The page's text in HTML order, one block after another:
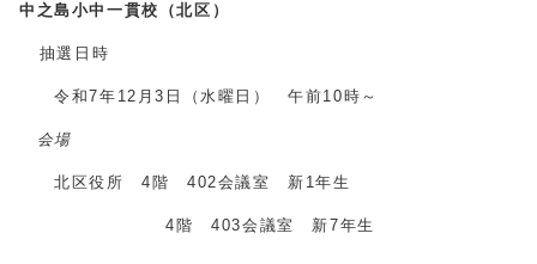
中之島小中一貫校（北区）
抽選日時
令和7年12月3日（水曜日） 午前10時～
会場
北区役所 4階 402会議室 新1年生
4階 403会議室 新7年生